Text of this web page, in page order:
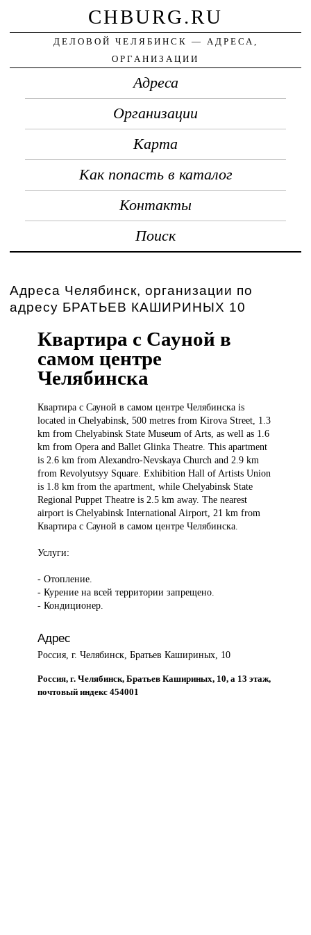
CHBURG.RU
ДЕЛОВОЙ ЧЕЛЯБИНСК — АДРЕСА,
ОРГАНИЗАЦИИ
Адреса
Организации
Карта
Как попасть в каталог
Контакты
Поиск
Адреса Челябинск, организации по
адресу БРАТЬЕВ КАШИРИНЫХ 10
Квартира с Сауной в
самом центре
Челябинска
Квартира сСауной в самом центре Челябинска is
located in Chelyabinsk, 500 metres from Kirova Street, 1.3
km from Chelyabinsk State Museum of Arts, as well as 1.6
km from Opera and Ballet Glinka Theatre. This apartment
is 2.6 km from Alexandro-Nevskaya Church and 2.9 km
from Revolyutsyy Square. Exhibition Hall of Artists Union
is 1.8 km from the apartment, while Chelyabinsk State
Regional Puppet Theatre is 2.5 km away. The nearest
airport is Chelyabinsk International Airport, 21 km from
Квартира с Сауной в самом центре Челябинска.
Услуги:
- Отопление.
- Курение на всей территории запрещено.
- Кондиционер.
Адрес
Россия, г. Челябинск, Братьев Кашириных, 10
Россия, г. Челябинск, Братьев Кашириных, 10, а 13 этаж,
почтовый индекс 454001